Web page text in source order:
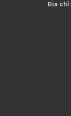
Địa chỉ: